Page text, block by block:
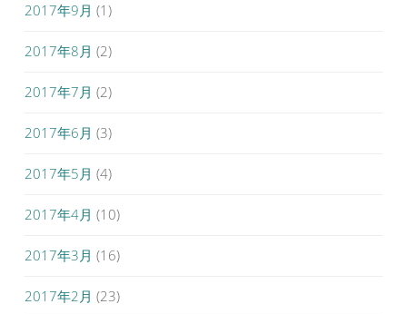
2017年9月 (1)
2017年8月 (2)
2017年7月 (2)
2017年6月 (3)
2017年5月 (4)
2017年4月 (10)
2017年3月 (16)
2017年2月 (23)